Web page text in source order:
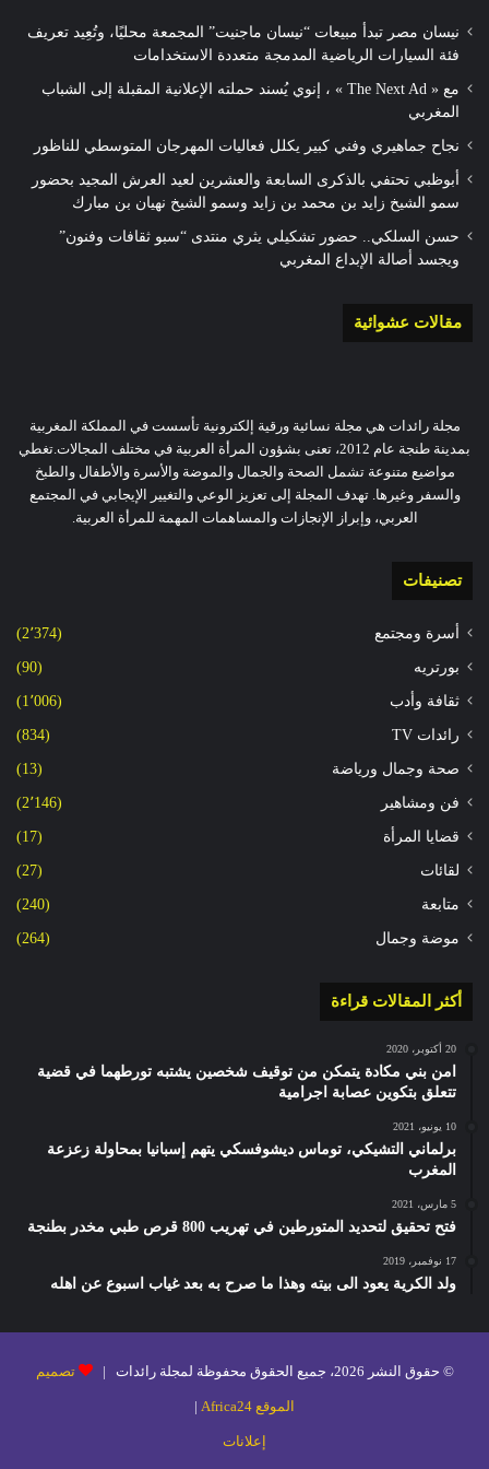
نيسان مصر تبدأ مبيعات “نيسان ماجنيت” المجمعة محليًا، وتُعِيد تعريف
فئة السيارات الرياضية المدمجة متعددة الاستخدامات
مع « The Next Ad » ، إنوي يُسند حملته الإعلانية المقبلة إلى الشباب
المغربي
نجاح جماهيري وفني كبير يكلل فعاليات المهرجان المتوسطي للناظور
أبوظبي تحتفي بالذكرى السابعة والعشرين لعيد العرش المجيد بحضور
سمو الشيخ زايد بن محمد بن زايد وسمو الشيخ نهيان بن مبارك
حسن السلكي.. حضور تشكيلي يثري منتدى “سبو ثقافات وفنون”
ويجسد أصالة الإبداع المغربي
مقالات عشوائية
مجلة رائدات هي مجلة نسائية ورقية إلكترونية تأسست في المملكة المغربية
بمدينة طنجة عام 2012، تعنى بشؤون المرأة العربية في مختلف المجالات.تغطي
مواضيع متنوعة تشمل الصحة والجمال والموضة والأسرة والأطفال والطبخ
والسفر وغيرها. تهدف المجلة إلى تعزيز الوعي والتغيير الإيجابي في المجتمع
العربي، وإبراز الإنجازات والمساهمات المهمة للمرأة العربية.
تصنيفات
أسرة ومجتمع (2٬374)
بورتريه (90)
ثقافة وأدب (1٬006)
رائدات TV (834)
صحة وجمال ورياضة (13)
فن ومشاهير (2٬146)
قضايا المرأة (17)
لقائات (27)
متابعة (240)
موضة وجمال (264)
أكثر المقالات قراءة
20 أكتوبر، 2020
امن بني مكادة يتمكن من توقيف شخصين يشتبه تورطهما في قضية
تتعلق بتكوين عصابة اجرامية
10 يونيو، 2021
برلماني التشيكي، توماس ديشوفسكي يتهم إسبانيا بمحاولة زعزعة
المغرب
5 مارس، 2021
فتح تحقيق لتحديد المتورطين في تهريب 800 قرص طبي مخدر بطنجة
17 نوفمبر، 2019
ولد الكرية يعود الى بيته وهذا ما صرح به بعد غياب اسبوع عن اهله
© حقوق النشر 2026، جميع الحقوق محفوظة لمجلة رائدات | تصميم
الموقع Africa24 |
إعلانات